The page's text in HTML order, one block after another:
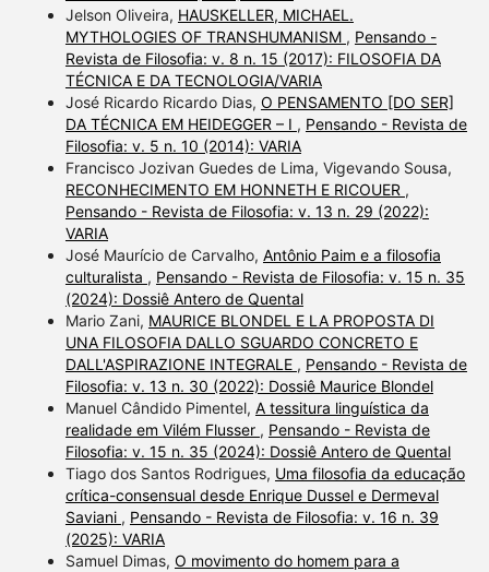
Jelson Oliveira, HAUSKELLER, MICHAEL.
MYTHOLOGIES OF TRANSHUMANISM , Pensando -
Revista de Filosofia: v. 8 n. 15 (2017): FILOSOFIA DA
TÉCNICA E DA TECNOLOGIA/VARIA
José Ricardo Ricardo Dias, O PENSAMENTO [DO SER]
DA TÉCNICA EM HEIDEGGER – I , Pensando - Revista de
Filosofia: v. 5 n. 10 (2014): VARIA
Francisco Jozivan Guedes de Lima, Vigevando Sousa,
RECONHECIMENTO EM HONNETH E RICOUER ,
Pensando - Revista de Filosofia: v. 13 n. 29 (2022):
VARIA
José Maurício de Carvalho, Antônio Paim e a filosofia
culturalista , Pensando - Revista de Filosofia: v. 15 n. 35
(2024): Dossiê Antero de Quental
Mario Zani, MAURICE BLONDEL E LA PROPOSTA DI
UNA FILOSOFIA DALLO SGUARDO CONCRETO E
DALL'ASPIRAZIONE INTEGRALE , Pensando - Revista de
Filosofia: v. 13 n. 30 (2022): Dossiê Maurice Blondel
Manuel Cândido Pimentel, A tessitura linguística da
realidade em Vilém Flusser , Pensando - Revista de
Filosofia: v. 15 n. 35 (2024): Dossiê Antero de Quental
Tiago dos Santos Rodrigues, Uma filosofia da educação
crítica-consensual desde Enrique Dussel e Dermeval
Saviani , Pensando - Revista de Filosofia: v. 16 n. 39
(2025): VARIA
Samuel Dimas, O movimento do homem para a